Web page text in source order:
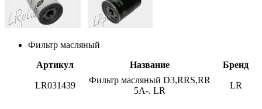
Фильтр масляный
Артикул
Название Бренд
LR031439
Фильтр масляный D3,RRS,RR
5A-. LR
LR